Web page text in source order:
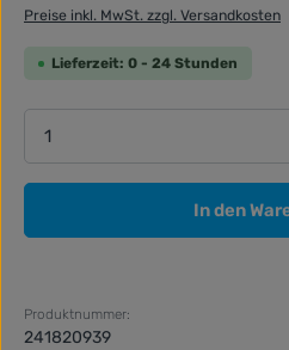
Preise inkl. MwSt. zzgl. Versandkosten
Lieferzeit: 0 - 24 Stunden
Produkt Anzahl: Gib
In den
Produktnummer:
241820939